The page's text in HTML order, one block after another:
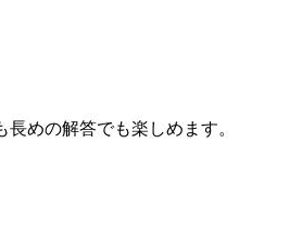
めの解答でも楽しめます。